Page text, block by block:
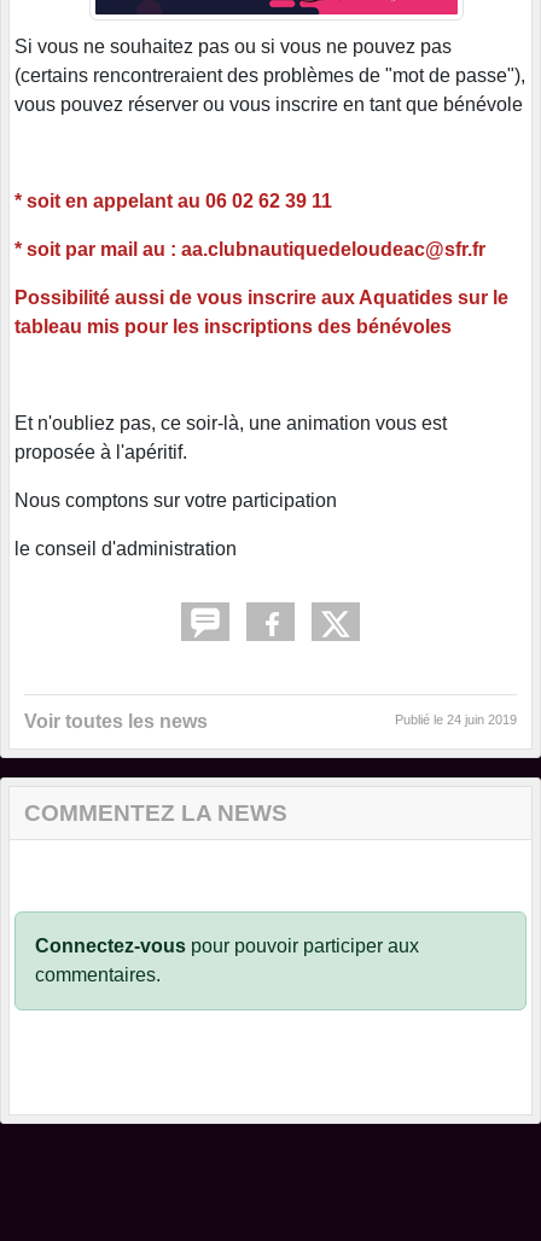
Si vous ne souhaitez pas ou si vous ne pouvez pas
(certains rencontreraient des problèmes de "mot de passe"),
vous pouvez réserver ou vous inscrire en tant que bénévole
* soit en appelant au 06 02 62 39 11
* soit par mail au : aa.clubnautiquedeloudeac@sfr.fr
Possibilité aussi de vous inscrire aux Aquatides sur le
tableau mis pour les inscriptions des bénévoles
Et n'oubliez pas, ce soir-là, une animation vous est
proposée à l'apéritif.
Nous comptons sur votre participation
le conseil d'administration
Voir toutes les news Publié le 24 juin 2019
COMMENTEZ LA NEWS
Connectez-vous pour pouvoir participer aux
commentaires.